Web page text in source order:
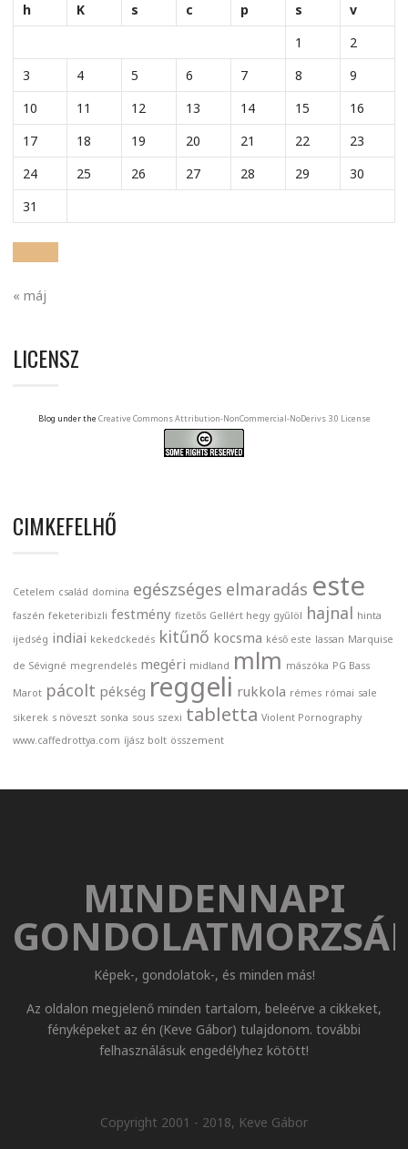
h
K s c p s
v
1
2
3
4 5 6 7 8
9
10
11 12 13 14 15
16
17
18 19 20 21 22
23
24
25 26 27 28 29
30
31
« máj
LICENSZ
Blog under the Creative Commons Attribution-NonCommercial-NoDerivs 3.0 License
CIMKEFELHŐ
Cetelem család domina egészséges elmaradás este
faszén feketeribizli festmény fizetős Gellért hegy gyűlöl hajnal hinta
ijedség indiai kekedckedés kitűnő kocsma késő este lassan Marquise
de Sévigné megrendelés megéri midland mlm mászóka PG Bass
Marot pácolt pékség reggeli rukkola rémes római sale
sikerek s növeszt sonka sous szexi tabletta Violent Pornography
www.caffedrottya.com íjász bolt összement
MINDENNAPI
Képek-, gondolatok-, és minden más!
Az oldalon megjelenő minden tartalom, beleérve a cikkeket,
fényképeket az én (Keve Gábor) tulajdonom. további
felhasználásuk engedélyhez kötött!
Copyright 2001 - 2018, Keve Gábor